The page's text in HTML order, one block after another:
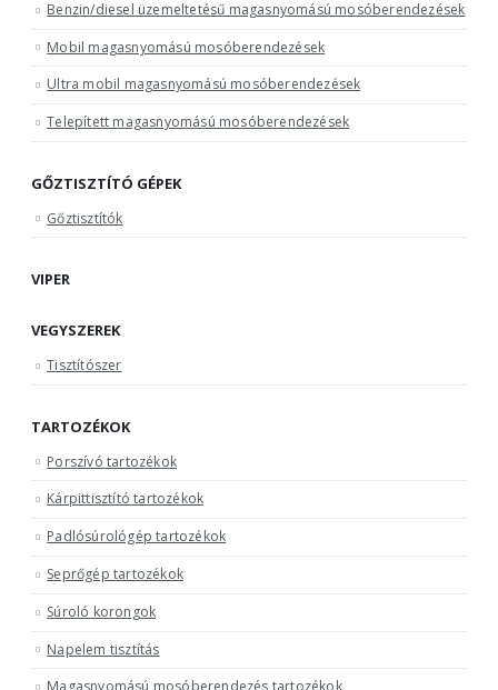
Benzin/diesel üzemeltetésű magasnyomású mosóberendezések
Mobil magasnyomású mosóberendezések
Ultra mobil magasnyomású mosóberendezések
Telepített magasnyomású mosóberendezések
GŐZTISZTÍTÓ GÉPEK
Gőztisztítók
VIPER
VEGYSZEREK
Tisztítószer
TARTOZÉKOK
Porszívó tartozékok
Kárpittisztító tartozékok
Padlósúrológép tartozékok
Seprőgép tartozékok
Súroló korongok
Napelem tisztítás